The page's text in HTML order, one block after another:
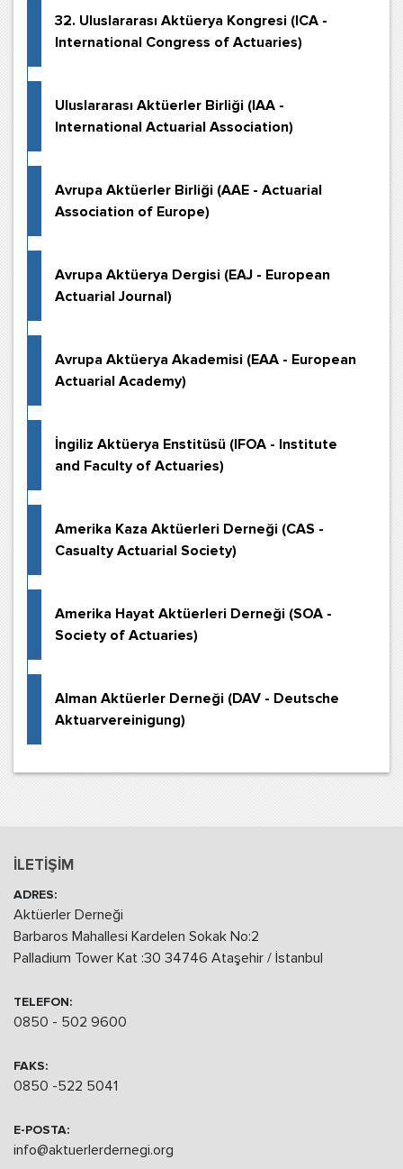
32. Uluslararası Aktüerya Kongresi (ICA -
International Congress of Actuaries)
Uluslararası Aktüerler Birliği (IAA -
International Actuarial Association)
Avrupa Aktüerler Birliği (AAE - Actuarial
Association of Europe)
Avrupa Aktüerya Dergisi (EAJ - European
Actuarial Journal)
Avrupa Aktüerya Akademisi (EAA - European
Actuarial Academy)
İngiliz Aktüerya Enstitüsü (IFOA - Institute
and Faculty of Actuaries)
Amerika Kaza Aktüerleri Derneği (CAS -
Casualty Actuarial Society)
Amerika Hayat Aktüerleri Derneği (SOA -
Society of Actuaries)
Alman Aktüerler Derneği (DAV - Deutsche
Aktuarvereinigung)
İLETİŞİM
ADRES:
Aktüerler Derneği
Barbaros Mahallesi Kardelen Sokak No:2
Palladium Tower Kat :30 34746 Ataşehir / İstanbul
TELEFON:
0850 - 502 9600
FAKS:
0850 -522 5041
E-POSTA:
info@aktuerlerdernegi.org